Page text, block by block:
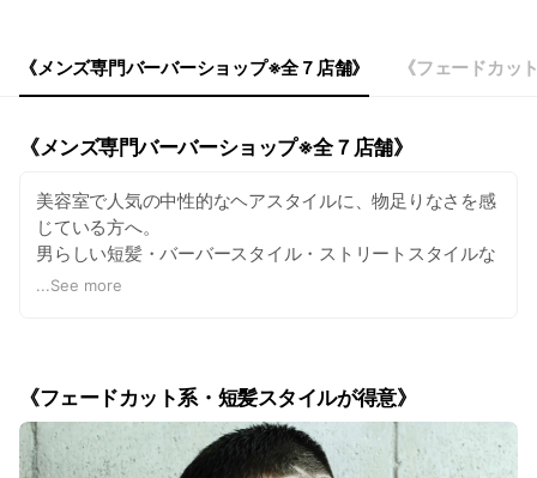
Sat
10:30 - 20:00
定休日：月曜日、第2,3火曜日
《メンズ専門バーバーショップ※全７店舗》 《フェードカッ
《メンズ専門バーバーショップ※全７店舗》
美容室で人気の中性的なヘアスタイルに、物足りなさを感
じている方へ。
男らしい短髪・バーバースタイル・ストリートスタイルな
らお任せください。
スタイルは提案しません。
仲間や友人から「カッコいい・マネしたい」と思われる、
同性からも一目を置かれるようなヘアスタイルを追求して
...See more
《フェードカット系・短髪スタイルが得意》